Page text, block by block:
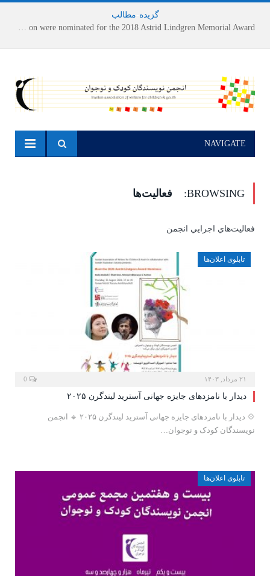
گزیده مطالب
NAVIGATE
BROWSING: فعالیت‌ها
فعاليت‌هاي اجرايي انجمن
تابلوی اعلان‌ها
۲۱ مرداد, ۱۴۰۳
دیدار با نامزدهای جایزه جهانی آسترید لیندگرن ۲۰۲۵
💠 دیدار با نامزدهای جایزه جهانی آسترید لیندگرن ۲۰۲۵ 🔹 انجمن
نویسندگان کودک و نوجوان…
تابلوی اعلان‌ها